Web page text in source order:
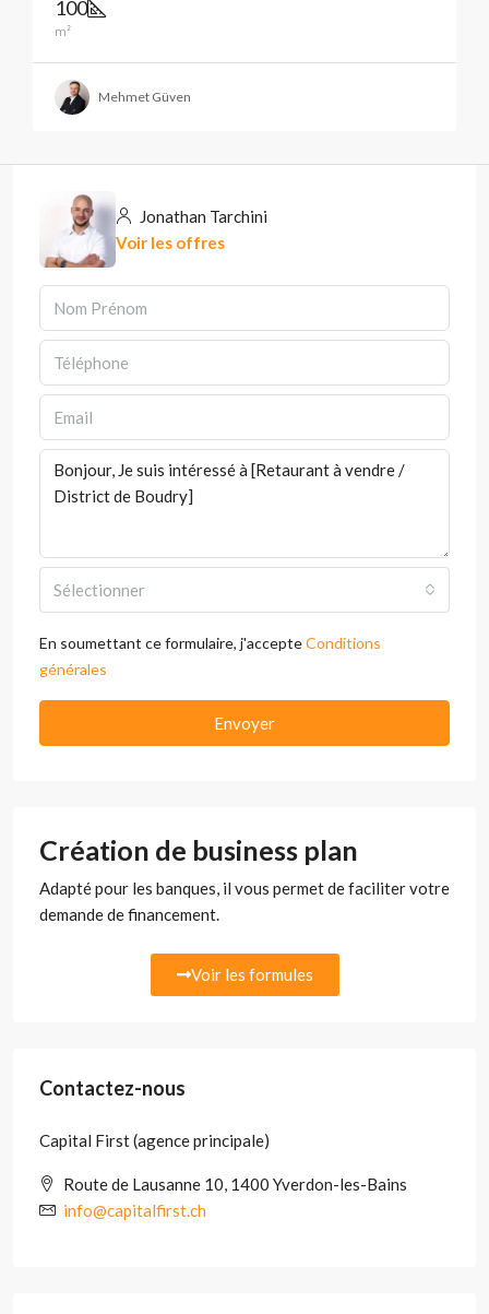
100
m²
Mehmet Güven
Jonathan Tarchini
Voir les offres
Sélectionner
En soumettant ce formulaire, j'accepteConditions
générales
Envoyer
Création de business plan
Adapté pour les banques, il vous permet de faciliter votre
demande de financement.
Voir les formules
Contactez-nous
Capital First (agence principale)
Route de Lausanne 10, 1400 Yverdon-les-Bains
info@capitalfirst.ch